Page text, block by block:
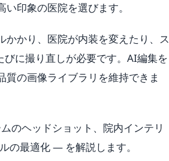
印象の医院を選びます。
かり、医院が内装を変えたり、ス
に撮り直しが必要です。AI編集を
の画像ライブラリを維持できま
のヘッドショット、院内インテリ
の最適化 — を解説します。